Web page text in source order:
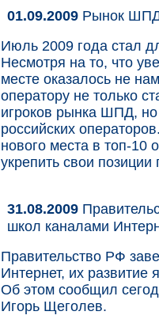
01.09.2009 Рынок
Июль 2009 года стал
Несмотря на то, что
месте оказалось не
оператору не только
игроков рынка ШПД,
российских
нового места в топ-10
укрепить свои
31.08.2009
школ каналами
Правительство РФ
Интернет, их развитие
Об этом сообщил
Игорь Щеголев.